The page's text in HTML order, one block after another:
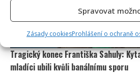
Spravovat
Zásady cookiesProhlášení o ochraně
Tragický konec Františka Sahuly:
mladíci ubili kvůli banálnímu sporu